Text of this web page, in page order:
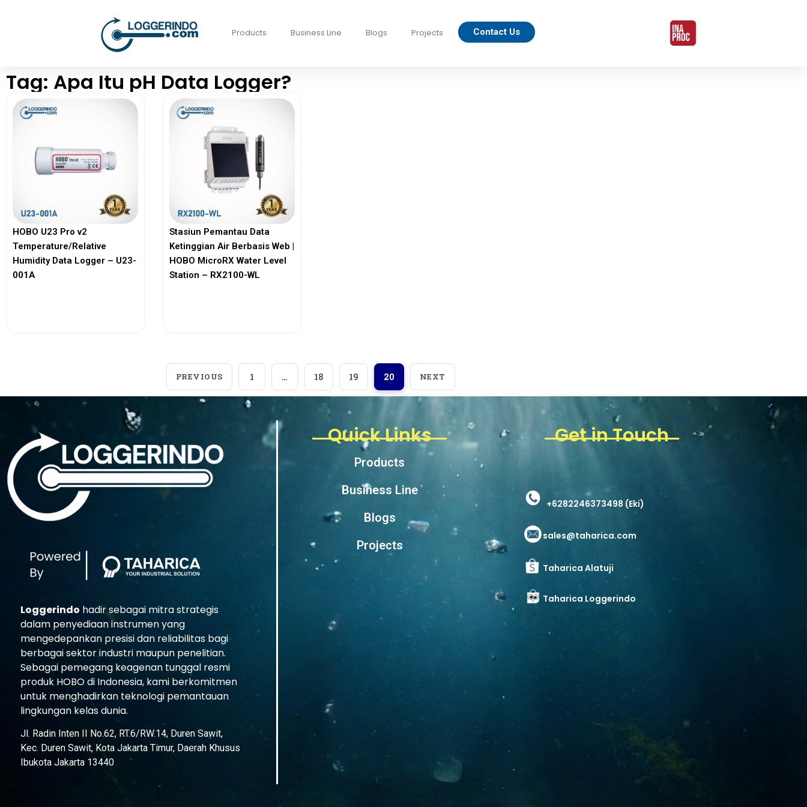
Products Business Line Blogs Projects Contact Us
Tag: Apa Itu pH Data Logger?
HOBO U23 Pro v2
Temperature/Relative
Humidity Data Logger – U23-
001A
Stasiun Pemantau Data
Ketinggian Air Berbasis Web |
HOBO MicroRX Water Level
Station – RX2100-WL
PREVIOUS 1 … 18 19 20 NEXT
Loggerindo hadir sebagai mitra strategis
dalam penyediaan instrumen yang
mengedepankan presisi dan reliabilitas bagi
berbagai sektor industri maupun penelitian.
Sebagai pemegang keagenan tunggal resmi
produk HOBO di Indonesia, kami berkomitmen
untuk menghadirkan teknologi pemantauan
lingkungan kelas dunia.
Jl. Radin Inten II No.62, RT.6/RW.14, Duren Sawit,
Kec. Duren Sawit, Kota Jakarta Timur, Daerah Khusus
Ibukota Jakarta 13440
Quick Links
Products
Business Line
Blogs
Projects
Get in Touch
+6282246373498 (Eki)
sales@taharica.com
Taharica Alatuji
Taharica Loggerindo